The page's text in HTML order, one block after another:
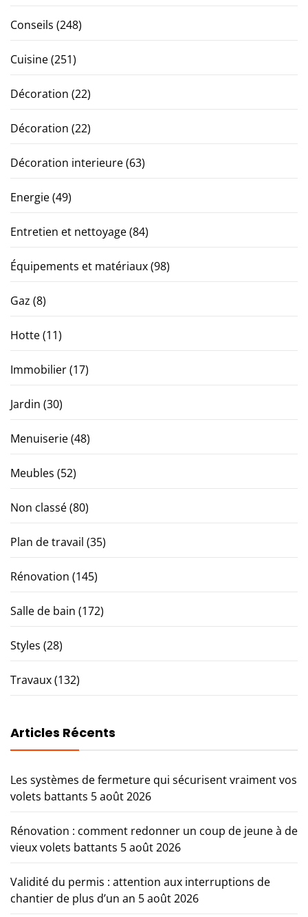
Conseils (248)
Cuisine(251)
Décoration (22)
Décoration (22)
Décoration interieure(63)
Energie(49)
Entretien et nettoyage(84)
Équipements et matériaux(98)
Gaz (8)
Hotte(11)
Immobilier(17)
Jardin (30)
Menuiserie(48)
Meubles (52)
Non classé(80)
Plan de travail (35)
Rénovation (145)
Salle de bain (172)
Styles (28)
Travaux(132)
Articles Récents
Les systèmes de fermeture qui sécurisent vraiment vos
volets battants 5 août 2026
Rénovation : comment redonner un coup de jeune à de
vieux volets battants 5 août 2026
Validité du permis : attention aux interruptions de
chantier de plus d’un an 5 août 2026